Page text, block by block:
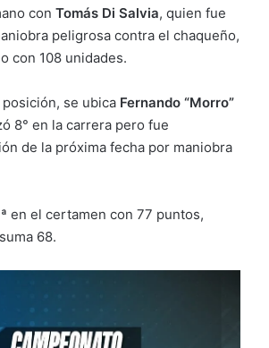
con Tomás Di Salvia, quien fue
peligrosa contra el chaqueño,
con 108 unidades.
posición, se ubica Fernando “Morro”
8° en la carrera pero fue
de la próxima fecha por maniobra
en el certamen con 77 puntos,
68.